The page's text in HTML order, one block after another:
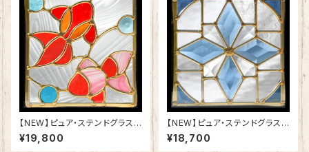
【NEW】ピュア・ステンドグラスS
H-D55
¥19,800
【NEW】ピュア・ステンドグラスS
H-D54
¥18,700